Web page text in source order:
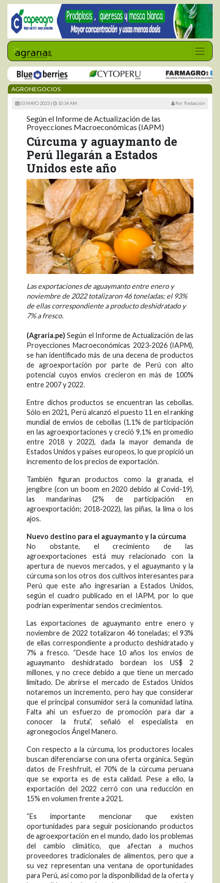
AGRONEGOCIOS
03 MAYO 2023 | 10:14 AM Por: Redacción
Según el Informe de Actualización de las
Proyecciones Macroeconómicas (IAPM)
Cúrcuma y aguaymanto de
Perú llegarán a Estados
Unidos este año
Las exportaciones de aguaymanto entre enero y
noviembre de 2022 totalizaron 46 toneladas; el 93%
de ellas correspondiente a producto deshidratado y
7% a fresco.
(Agraria.pe) Según el Informe de Actualización de las
Proyecciones Macroeconómicas 2023-2026 (IAPM),
se han identificado más de una decena de productos
de agroexportación por parte de Perú con alto
potencial cuyos envíos crecieron en más de 100%
entre 2007 y 2022.
Entre dichos productos se encuentran las cebollas.
Sólo en 2021, Perú alcanzó el puesto 11 en el ranking
mundial de envíos de cebollas (1.1% de participación
en las agroexportaciones y creció 9.1% en promedio
entre 2018 y 2022), dada la mayor demanda de
Estados Unidos y países europeos, lo que propició un
incremento de los precios de exportación.
También figuran productos como la granada, el
jengibre (con un boom en 2020 debido al Covid-19),
las mandarinas (2% de participación en
agroexportación; 2018-2022), las piñas, la lima o los
ajos.
Nuevo destino para el aguaymanto y la cúrcuma
No obstante, el crecimiento de las
agroexportaciones está muy relacionado con la
apertura de nuevos mercados, y el aguaymanto y la
cúrcuma son los otros dos cultivos interesantes para
Perú que este año ingresarían a Estados Unidos,
según el cuadro publicado en el IAPM, por lo que
podrían experimentar sendos crecimientos.
Las exportaciones de aguaymanto entre enero y
noviembre de 2022 totalizaron 46 toneladas; el 93%
de ellas correspondiente a producto deshidratado y
7% a fresco. “Desde hace 10 años los envíos de
aguaymanto deshidratado bordean los US$ 2
millones, y no crece debido a que tiene un mercado
limitado. De abrirse el mercado de Estados Unidos
notaremos un incremento, pero hay que considerar
que el principal consumidor será la comunidad latina.
Falta ahí un esfuerzo de promoción para dar a
conocer la fruta”, señaló el especialista en
agronegocios Ángel Manero.
Con respecto a la cúrcuma, los productores locales
buscan diferenciarse con una oferta orgánica. Según
datos de Freshfruit, el 70% de la cúrcuma peruana
que se exporta es de esta calidad. Pese a ello, la
exportación del 2022 cerró con una reducción en
15% en volumen frente a 2021.
“Es importante mencionar que existen
oportunidades para seguir posicionando productos
de agroexportación en el mundo, dado los problemas
del cambio climático, que afectan a muchos
proveedores tradicionales de alimentos, pero que a
su vez representan una ventana de oportunidades
para Perú, así como por la disponibilidad de la oferta y